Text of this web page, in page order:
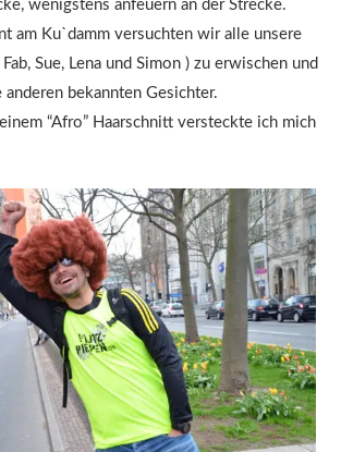
wenigstens anfeuern an der Strecke.
am Ku`damm versuchten wir alle unsere
Sue, Lena und Simon ) zu erwischen und
anderen bekannten Gesichter.
“Afro” Haarschnitt versteckte ich mich